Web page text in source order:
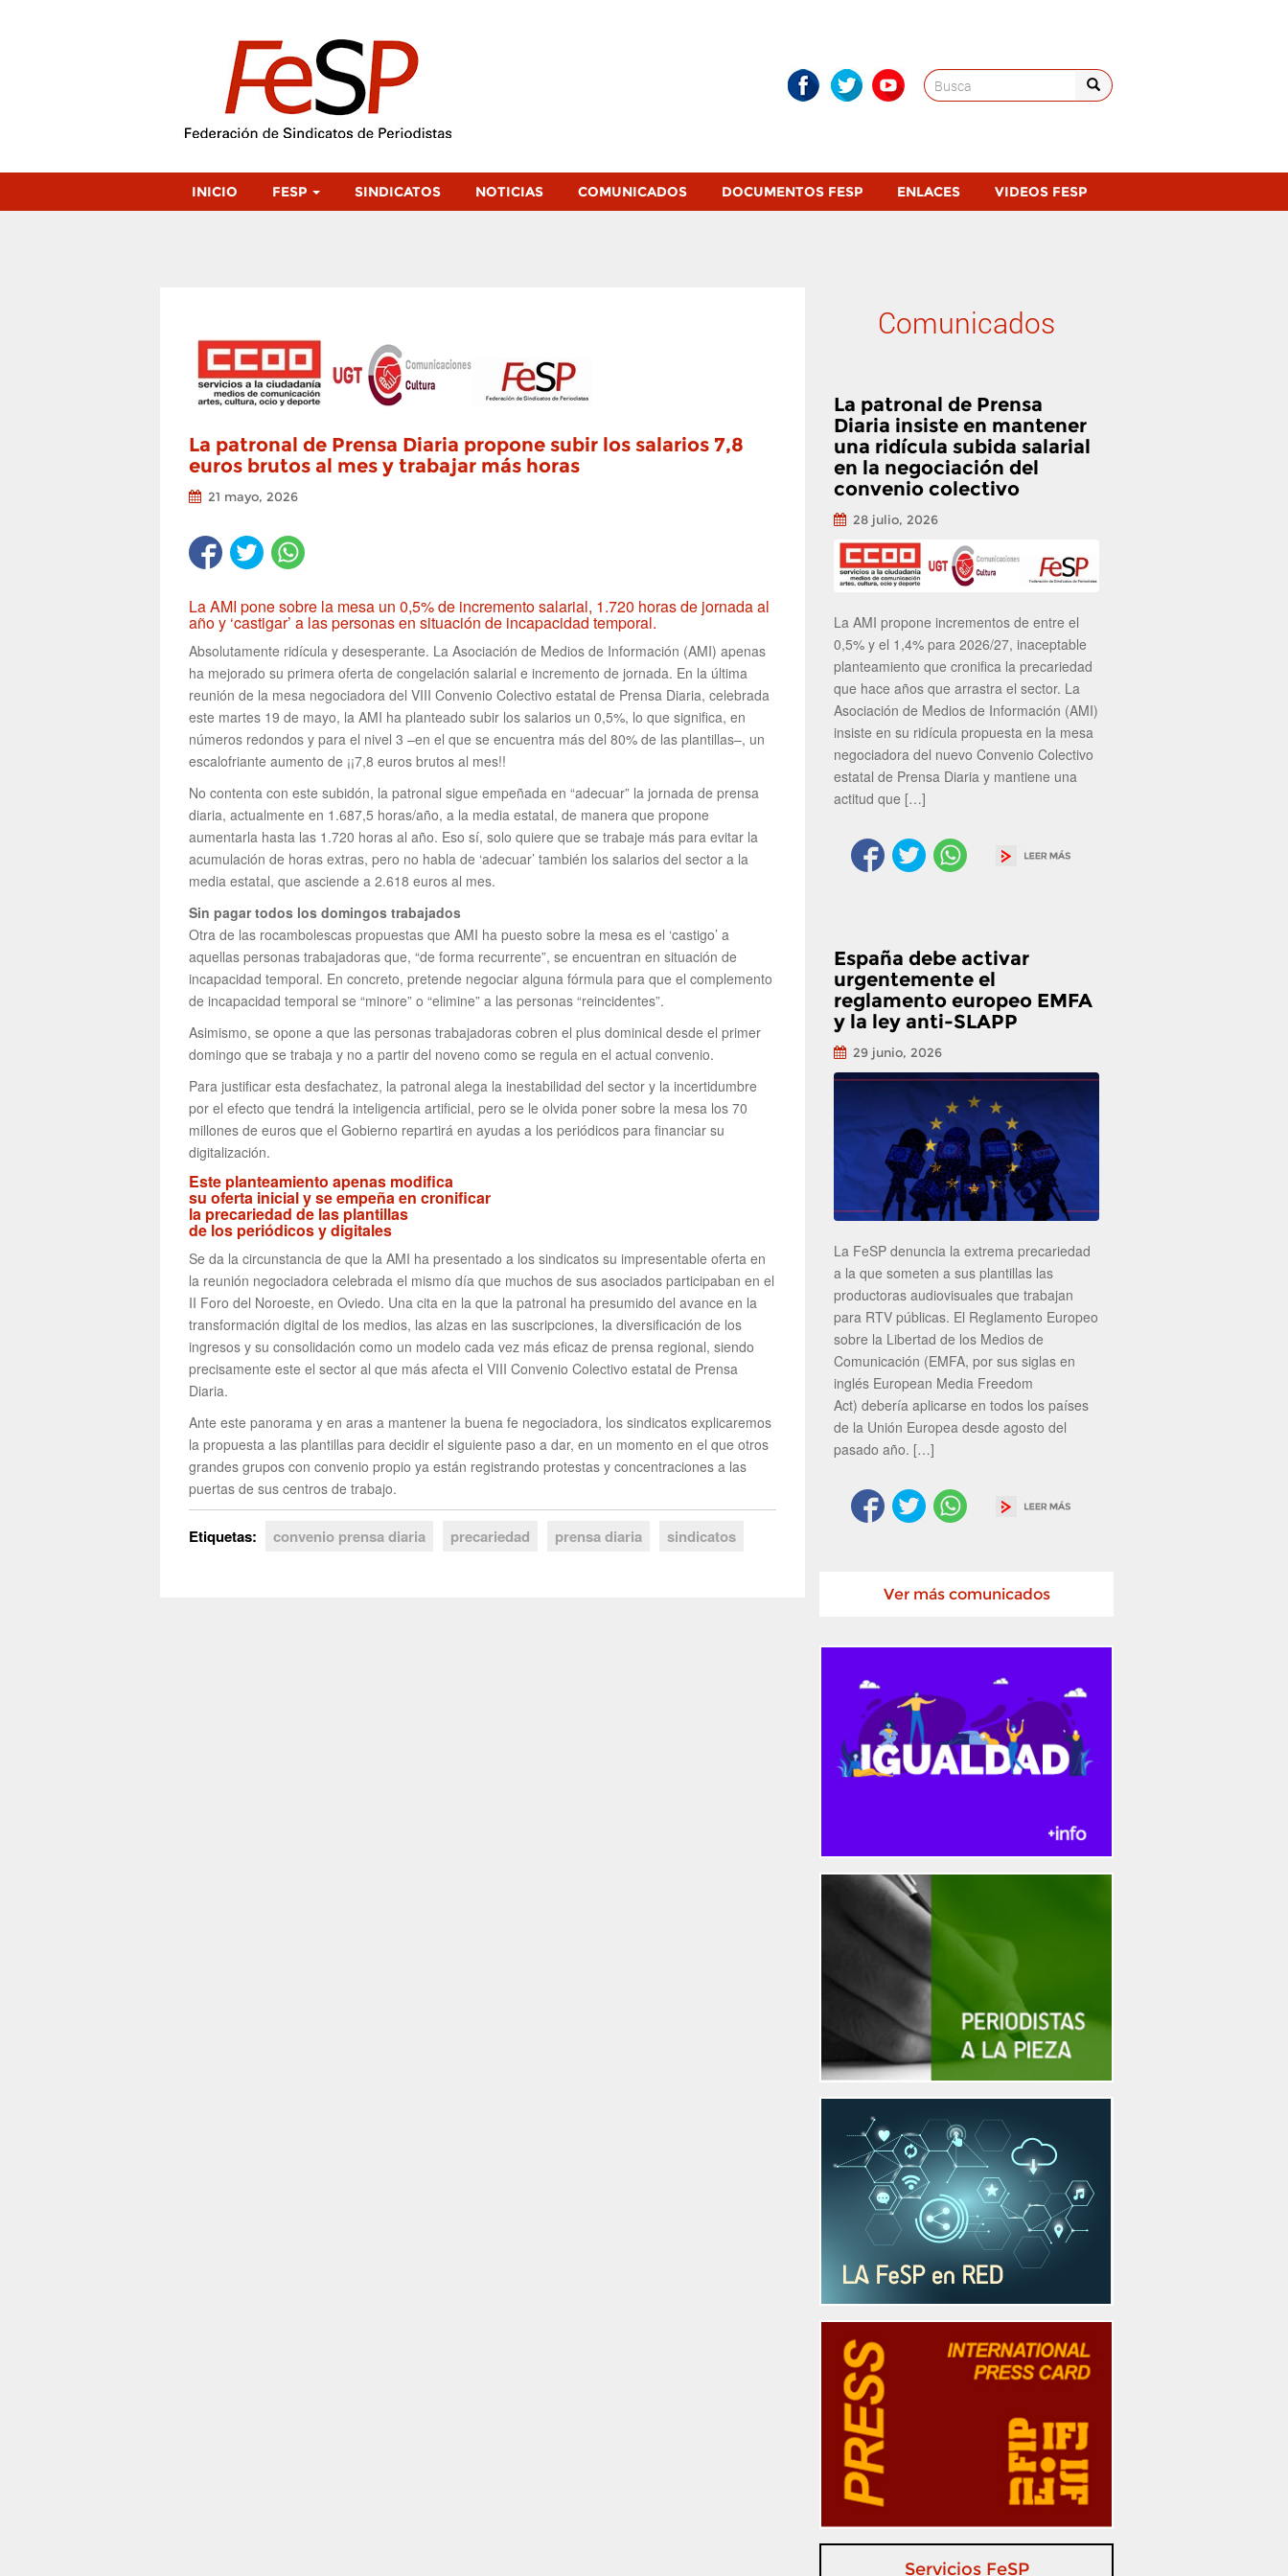
Search
for:
INICIO FESP SINDICATOS NOTICIAS COMUNICADOS DOCUMENTOS FESP ENLACES VIDEOS FESP
La patronal de Prensa Diaria propone subir los salarios 7,8
euros brutos al mes y trabajar más horas
21 mayo, 2026
La AMI pone sobre la mesa un 0,5% de incremento salarial, 1.720 horas de jornada al
año y ‘castigar’ a las personas en situación de incapacidad temporal.
Absolutamente ridícula y desesperante. La Asociación de Medios de Información (AMI) apenas
ha mejorado su primera oferta de congelación salarial e incremento de jornada. En la última
reunión de la mesa negociadora del VIII Convenio Colectivo estatal de Prensa Diaria, celebrada
este martes 19 de mayo, la AMI ha planteado subir los salarios un 0,5%, lo que significa, en
números redondos y para el nivel 3 –en el que se encuentra más del 80% de las plantillas–, un
escalofriante aumento de ¡¡7,8 euros brutos al mes!!
No contenta con este subidón, la patronal sigue empeñada en “adecuar” la jornada de prensa
diaria, actualmente en 1.687,5 horas/año, a la media estatal, de manera que propone
aumentarla hasta las 1.720 horas al año. Eso sí, solo quiere que se trabaje más para evitar la
acumulación de horas extras, pero no habla de ‘adecuar’ también los salarios del sector a la
media estatal, que asciende a 2.618 euros al mes.
Sin pagar todos los domingos trabajados
Otra de las rocambolescas propuestas que AMI ha puesto sobre la mesa es el ‘castigo’ a
aquellas personas trabajadoras que, “de forma recurrente”, se encuentran en situación de
incapacidad temporal. En concreto, pretende negociar alguna fórmula para que el complemento
de incapacidad temporal se “minore” o “elimine” a las personas “reincidentes”.
Asimismo, se opone a que las personas trabajadoras cobren el plus dominical desde el primer
domingo que se trabaja y no a partir del noveno como se regula en el actual convenio.
Para justificar esta desfachatez, la patronal alega la inestabilidad del sector y la incertidumbre
por el efecto que tendrá la inteligencia artificial, pero se le olvida poner sobre la mesa los 70
millones de euros que el Gobierno repartirá en ayudas a los periódicos para financiar su
digitalización.
Este planteamiento apenas modifica
su oferta inicial y se empeña en cronificar
la precariedad de las plantillas
de los periódicos y digitales
Se da la circunstancia de que la AMI ha presentado a los sindicatos su impresentable oferta en
la reunión negociadora celebrada el mismo día que muchos de sus asociados participaban en el
II Foro del Noroeste, en Oviedo. Una cita en la que la patronal ha presumido del avance en la
transformación digital de los medios, las alzas en las suscripciones, la diversificación de los
ingresos y su consolidación como un modelo cada vez más eficaz de prensa regional, siendo
precisamente este el sector al que más afecta el VIII Convenio Colectivo estatal de Prensa
Diaria.
Ante este panorama y en aras a mantener la buena fe negociadora, los sindicatos explicaremos
la propuesta a las plantillas para decidir el siguiente paso a dar, en un momento en el que otros
grandes grupos con convenio propio ya están registrando protestas y concentraciones a las
puertas de sus centros de trabajo.
Etiquetas: convenio prensa diaria precariedad prensa diaria sindicatos
Comunicados
La patronal de Prensa
Diaria insiste en mantener
una ridícula subida salarial
en la negociación del
convenio colectivo
28 julio, 2026
La AMI propone incrementos de entre el
0,5% y el 1,4% para 2026/27, inaceptable
planteamiento que cronifica la precariedad
que hace años que arrastra el sector. La
Asociación de Medios de Información (AMI)
insiste en su ridícula propuesta en la mesa
negociadora del nuevo Convenio Colectivo
estatal de Prensa Diaria y mantiene una
actitud que […]
España debe activar
urgentemente el
reglamento europeo EMFA
y la ley anti-SLAPP
29 junio, 2026
La FeSP denuncia la extrema precariedad
a la que someten a sus plantillas las
productoras audiovisuales que trabajan
para RTV públicas. El Reglamento Europeo
sobre la Libertad de los Medios de
Comunicación (EMFA, por sus siglas en
inglés European Media Freedom
Act) debería aplicarse en todos los países
de la Unión Europea desde agosto del
pasado año. […]
Ver más comunicados
Servicios FeSP